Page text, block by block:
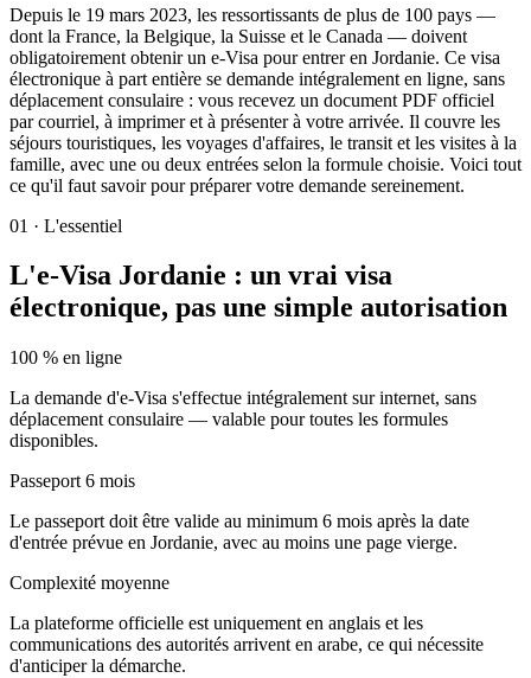
Depuis le 19 mars 2023, les ressortissants de plus de 100 pays —
dont la France, la Belgique, la Suisse et le Canada — doivent
obligatoirement obtenir un e-Visa pour entrer en Jordanie. Ce visa
électronique à part entière se demande intégralement en ligne, sans
déplacement consulaire : vous recevez un document PDF officiel
par courriel, à imprimer et à présenter à votre arrivée. Il couvre les
séjours touristiques, les voyages d'affaires, le transit et les visites à la
famille, avec une ou deux entrées selon la formule choisie. Voici tout
ce qu'il faut savoir pour préparer votre demande sereinement.
01 · L'essentiel
L'e-Visa Jordanie : un vrai visa
électronique, pas une simple autorisation
100 % en ligne
La demande d'e-Visa s'effectue intégralement sur internet, sans
déplacement consulaire — valable pour toutes les formules
disponibles.
Passeport 6 mois
Le passeport doit être valide au minimum 6 mois après la date
d'entrée prévue en Jordanie, avec au moins une page vierge.
Complexité moyenne
La plateforme officielle est uniquement en anglais et les
communications des autorités arrivent en arabe, ce qui nécessite
d'anticiper la démarche.